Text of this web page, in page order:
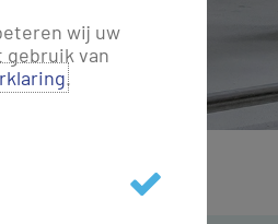
wij uw
gebruik van
.